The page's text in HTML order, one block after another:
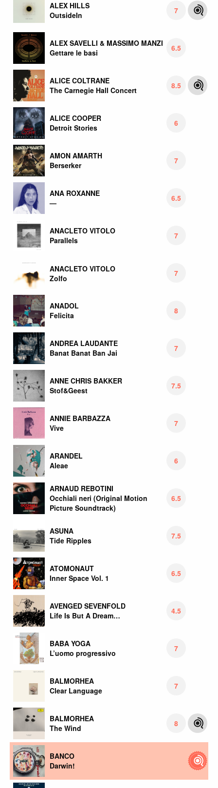
ALEX HILLS
OutsideIn
7
ALEX SAVELLI & MASSIMO MANZI
Gettare le basi
6.5
ALICE COLTRANE
The Carnegie Hall Concert
8.5
ALICE COOPER
Detroit Stories
6
AMON AMARTH
Berserker
7
ANA ROXANNE
—
6.5
ANACLETO VITOLO
Parallels
7
ANACLETO VITOLO
Zolfo
7
ANADOL
Felicita
8
ANDREA LAUDANTE
Banat Banat Ban Jai
7
ANNE CHRIS BAKKER
Stof&Geest
7.5
ANNIE BARBAZZA
Vive
7
ARANDEL
Aleae
6
ARNAUD REBOTINI
Occhiali neri (Original Motion
Picture Soundtrack)
6.5
ASUNA
Tide Ripples
7.5
ATOMONAUT
Inner Space Vol. 1
6.5
AVENGED SEVENFOLD
Life Is But A Dream…
4.5
BABA YOGA
L’uomo progressivo
7
BALMORHEA
Clear Language
7
BALMORHEA
The Wind
8
BANCO
Darwin!